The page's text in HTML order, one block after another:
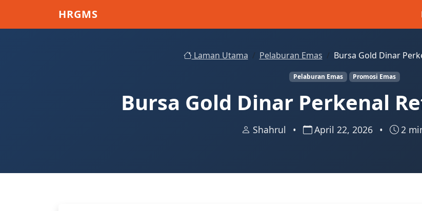
HRGMS
Laman Utama Pelaburan Emas Bursa Gold Dinar
Pelaburan Emas Promosi Emas
Bursa Gold Dinar Perkenal
Shahrul • April 22, 2026 • 2